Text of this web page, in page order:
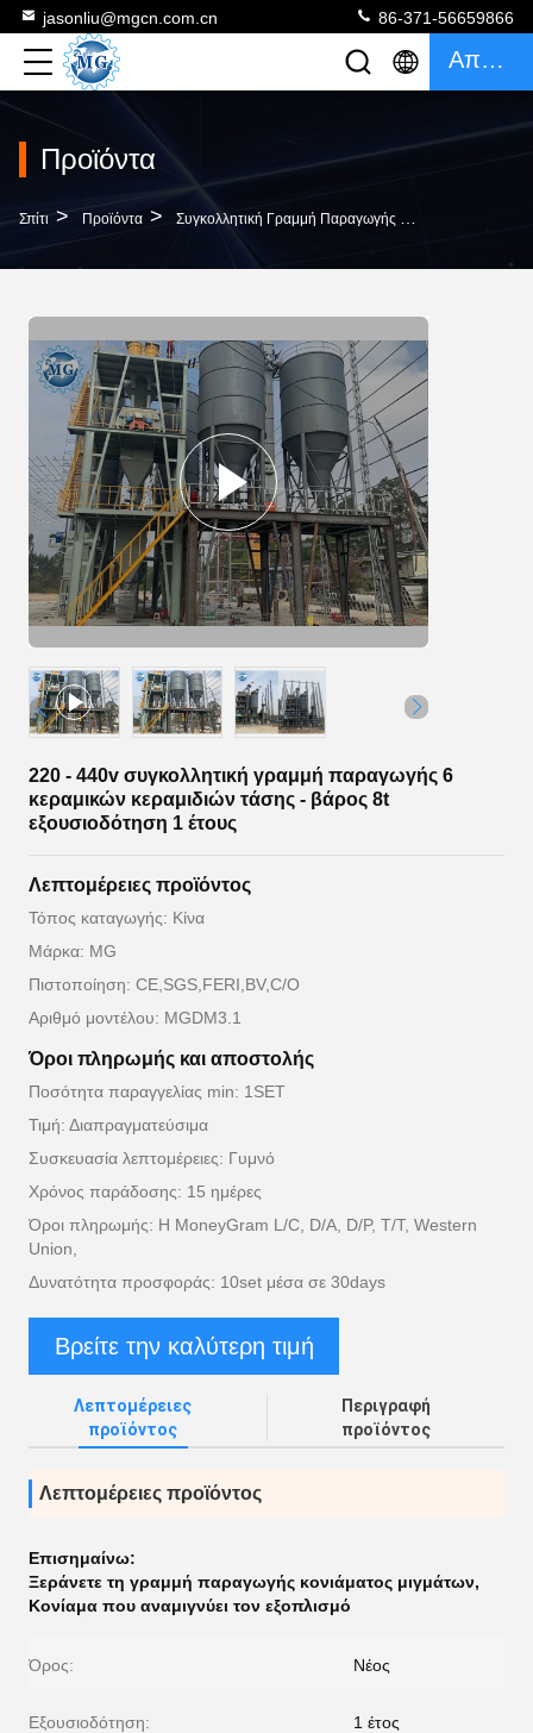
jasonliu@mgcn.com.cn 86-371-56659866
Απόσπασμα
Προϊόντα
Σπίτι > Προϊόντα > Συγκολλητική Γραμμή Παραγωγής Κεραμιδιών
220 - 440v συγκολλητική γραμμή παραγωγής 6
κεραμικών κεραμιδιών τάσης - βάρος 8t
εξουσιοδότηση 1 έτους
Λεπτομέρειες προϊόντος
Τόπος καταγωγής: Κίνα
Μάρκα: MG
Πιστοποίηση: CE,SGS,FERI,BV,C/O
Αριθμό μοντέλου: MGDM3.1
Όροι πληρωμής και αποστολής
Ποσότητα παραγγελίας min: 1SET
Τιμή: Διαπραγματεύσιμα
Συσκευασία λεπτομέρειες: Γυμνό
Χρόνος παράδοσης: 15 ημέρες
Όροι πληρωμής: Η MoneyGram L/C, D/A, D/P, T/T, Western
Union,
Δυνατότητα προσφοράς: 10set μέσα σε 30days
Βρείτε την καλύτερη τιμή
Λεπτομέρειες
προϊόντος
Περιγραφή
προϊόντος
Λεπτομέρειες προϊόντος
Επισημαίνω:
Ξεράνετε τη γραμμή παραγωγής κονιάματος μιγμάτων,
Κονίαμα που αναμιγνύει τον εξοπλισμό
Όρος: Νέος
Εξουσιοδότηση: 1 έτος